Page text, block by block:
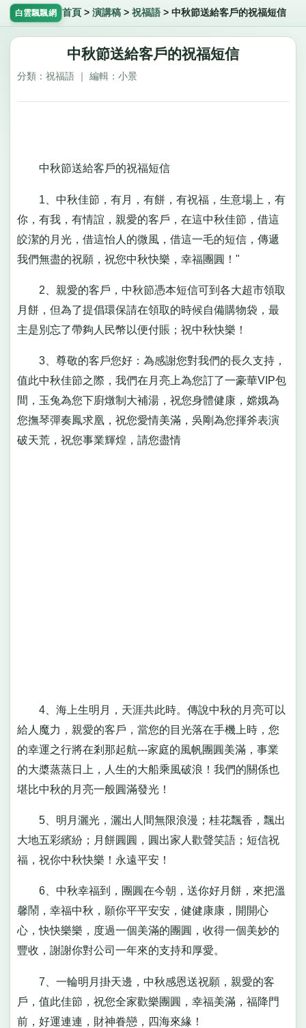
白雲飄飄網 首頁 > 演講稿> 祝福語> 中秋節送給客戶的祝福短信
中秋節送給客戶的祝福短信
分類：祝福語 ｜ 編輯：小景
中秋節送給客戶的祝福短信
1、中秋佳節，有月，有餅，有祝福，生意場上，有
你，有我，有情誼，親愛的客戶，在這中秋佳節，借這
皎潔的月光，借這怡人的微風，借這一毛的短信，傳遞
我們無盡的祝願，祝您中秋快樂，幸福團圓！"
2、親愛的客戶，中秋節憑本短信可到各大超市領取
月餅，但為了提倡環保請在領取的時候自備購物袋，最
主是別忘了帶夠人民幣以便付賬；祝中秋快樂！
3、尊敬的客戶您好：為感謝您對我們的長久支持，
值此中秋佳節之際，我們在月亮上為您訂了一豪華VIP包
間，玉兔為您下廚燉制大補湯，祝您身體健康，嫦娥為
您撫琴彈奏鳳求凰，祝您愛情美滿，吳剛為您揮斧表演
破天荒，祝您事業輝煌，請您盡情
4、海上生明月，天涯共此時。傳說中秋的月亮可以
給人魔力，親愛的客戶，當您的目光落在手機上時，您
的幸運之行將在剎那起航---家庭的風帆團圓美滿，事業
的大槳蒸蒸日上，人生的大船乘風破浪！我們的關係也
堪比中秋的月亮一般圓滿發光！
5、明月灑光，灑出人間無限浪漫；桂花飄香，飄出
大地五彩繽紛；月餅圓圓，圓出家人歡聲笑語；短信祝
福，祝你中秋快樂！永遠平安！
6、中秋幸福到，團圓在今朝，送你好月餅，來把溫
馨鬧，幸福中秋，願你平平安安，健健康康，開開心
心，快快樂樂，度過一個美滿的團圓，收得一個美妙的
豐收，謝謝你對公司一年來的支持和厚愛。
7、一輪明月掛天邊，中秋感恩送祝願，親愛的客
戶，值此佳節，祝您全家歡樂團圓，幸福美滿，福降門
前，好運連連，財神眷戀，四海來緣！